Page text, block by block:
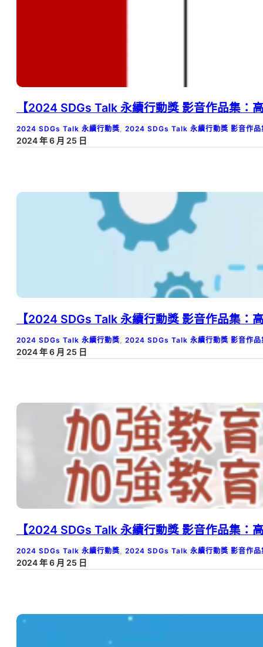
【2024 SDGs Talk 永續行動獎 影音作品集
2024 SDGs Talk 永續行動獎, 2024 SDGs Talk 永續行動獎 影音作品
2024 年 6 月 25 日
【2024 SDGs Talk 永續行動獎 影音作品集
2024 SDGs Talk 永續行動獎 2024 SDGs Talk 永續行動獎 影音作品
2024 年 6 月 25 日
【2024 SDGs Talk 永續行動獎 影音作品集：
2024 SDGs Talk 永續行動獎, 2024 SDGs Talk 永續行動獎 影音作品
2024 年 6 月 25 日